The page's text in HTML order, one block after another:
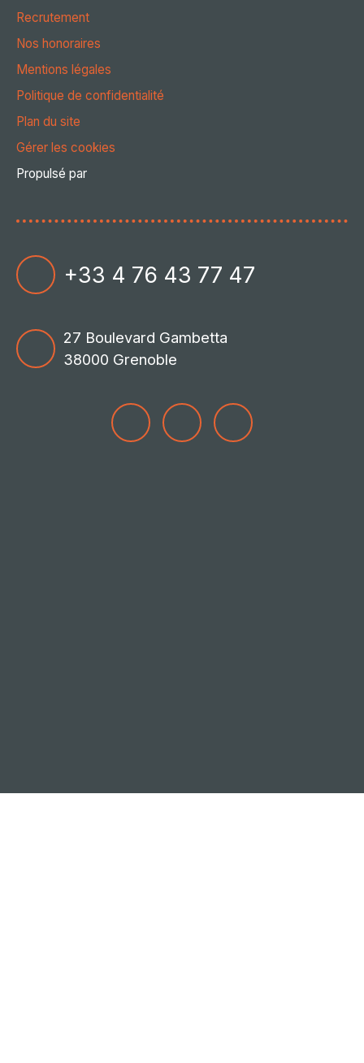
Recrutement
Nos honoraires
Mentions légales
Politique de confidentialité
Plan du site
Gérer les cookies
Propulsé par
+33 4 76 43 77 47
27 Boulevard Gambetta
38000 Grenoble